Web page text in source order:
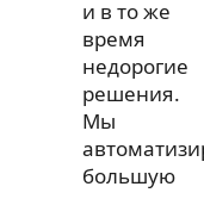
и в то же
время
недорогие
решения.
Мы
большую